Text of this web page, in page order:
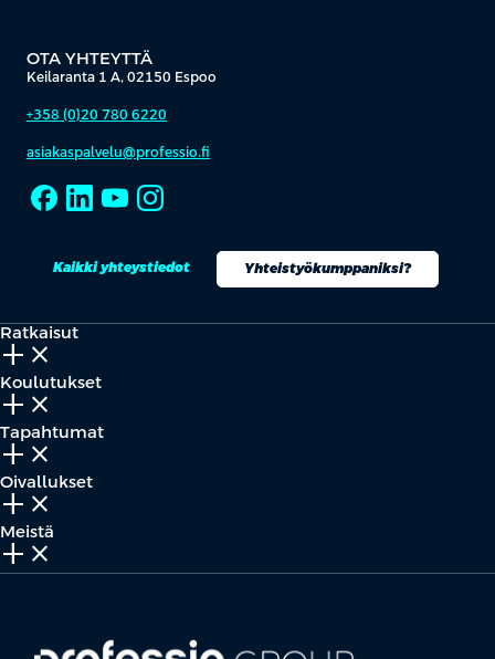
OTA YHTEYTTÄ
Keilaranta 1 A, 02150 Espoo
+358 (0)20 780 6220
asiakaspalvelu@professio.fi
Kaikki yhteystiedot Yhteistyökumppaniksi?
Ratkaisut
add_2 close
Koulutukset
add_2 close
Tapahtumat
add_2 close
Oivallukset
add_2 close
Meistä
add_2 close